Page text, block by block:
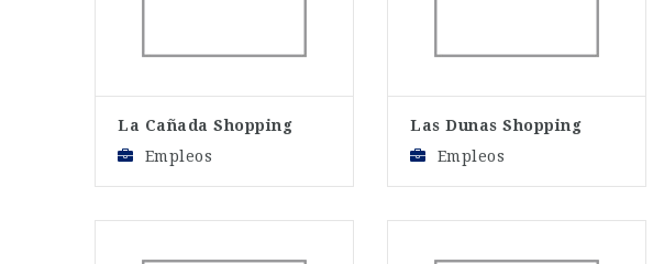
La Cañada Shopping
Empleos
Las Dunas Shopping
Empleos